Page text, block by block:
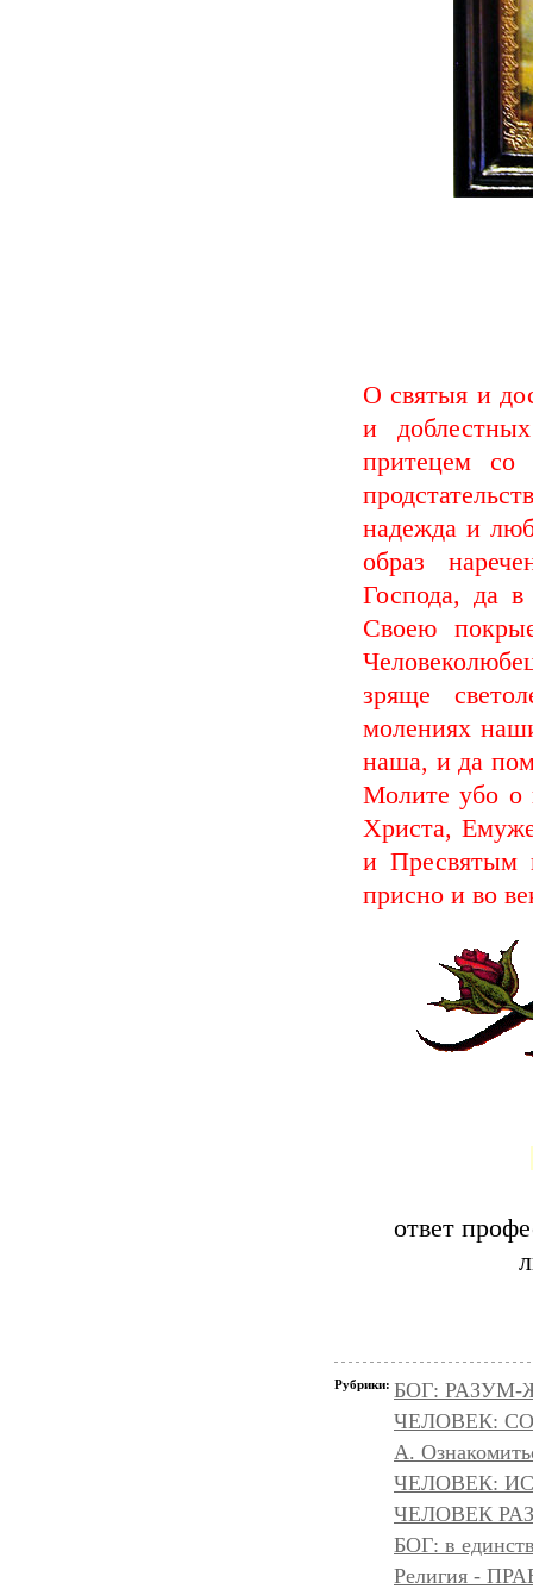
О святыя и
и
притецем со
надежда и
образ
Господа, да в
Своею
зряще
молениях
наша, и да
Молите убо о
Христа,
и Пресвятым
присно и во
ответ
Рубрики: БОГ:
ЧЕЛОВЕК:
А.
ЧЕЛОВЕК:
ЧЕЛОВЕК
БОГ: в
Религия -